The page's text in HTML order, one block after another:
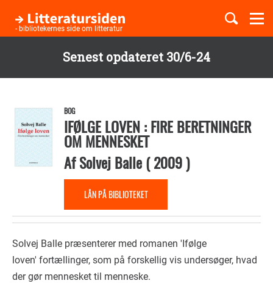
Senest opdateret 30/6-24
hovedindhold
- bibliotekernes side om litteratur
Børnebøger
Temaer
BOG
IFØLGE LOVEN : FIRE BERETNINGER
OM MENNESKET
AfSolvej Balle(2009)
LÅN PÅ BIBLIOTEKET
Solvej Balle præsenterer med romanen 'Ifølge
loven' fortællinger, som på forskellig vis undersøger, hvad
der gør mennesket til menneske.